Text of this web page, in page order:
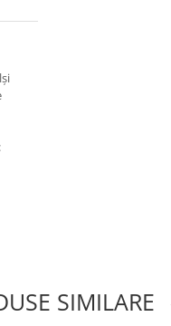
SIMILARE